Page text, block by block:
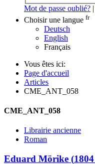
Mot de passe oublié? |
Choisir une langue fr
Deutsch
English
Français
Vous êtes ici:
Page d'accueil
Articles
CME_ANT_058
CME_ANT_058
Librairie ancienne
Roman
Eduard Mörike (1804